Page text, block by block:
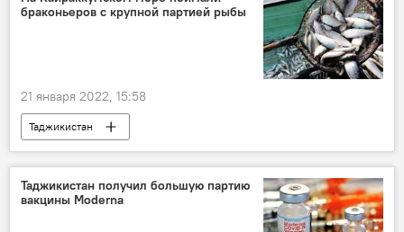
браконьеров с крупной партией рыбы
21 января 2022, 15:58
Таджикистан
Новости Худжанда и Согдийской области
Таджикистан получил большую партию
вакцины Moderna